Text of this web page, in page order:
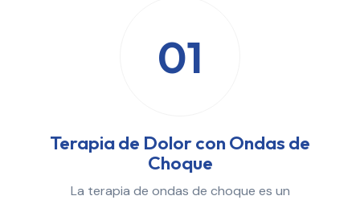
01
Terapia de Dolor con Ondas de
Choque
La terapia de ondas de choque es un